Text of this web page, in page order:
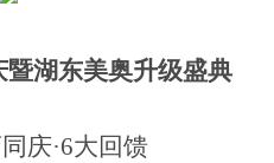
湖东美奥升级盛典
庆·6大回馈